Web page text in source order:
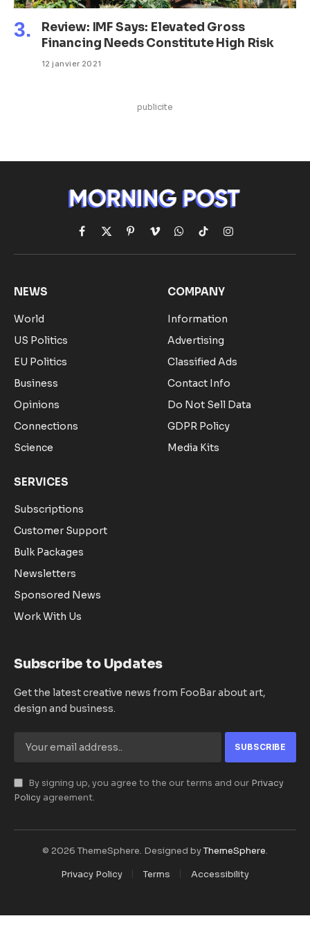
Review: IMF Says: Elevated Gross
Financing Needs Constitute High Risk
12 janvier 2021
publicite
Facebook
X
(Twitter)
Pinterest
VimeoWhatsApp
TikTokInstagram
NEWS
World
US Politics
EU Politics
Business
Opinions
Connections
Science
COMPANY
Information
Advertising
Classified Ads
Contact Info
Do Not Sell Data
GDPR Policy
Media Kits
SERVICES
Subscriptions
Customer Support
Bulk Packages
Newsletters
Sponsored News
Work With Us
Subscribe to Updates
Get the latest creative news from FooBar about art,
design and business.
By signing up, you agree to the our terms and our Privacy
Policy agreement.
© 2026 ThemeSphere. Designed byThemeSphere.
Privacy Policy
Terms Accessibility